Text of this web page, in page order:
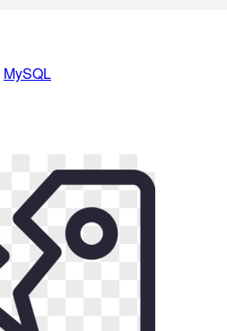
MySQL